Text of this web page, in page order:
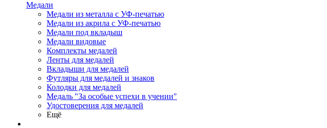
Медали
Медали из металла с УФ-печатью
Медали из акрила с УФ-печатью
Медали под вкладыш
Медали видовые
Комплекты медалей
Ленты для медалей
Вкладыши для медалей
Футляры для медалей и знаков
Колодки для медалей
Медаль "За особые успехи в учении"
Удостоверения для медалей
Ещё